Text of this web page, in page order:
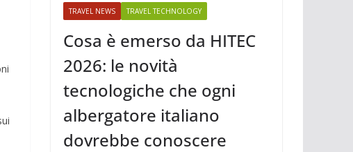
TRAVEL NEWS TRAVEL TECHNOLOGY
Cosa è emerso da HITEC
2026: le novità
tecnologiche che ogni
albergatore italiano
dovrebbe conoscere